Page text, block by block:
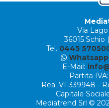
Via
36015 Schio
Tel. 0445
E-Mail:
Partita
Rea: VI-339948 -
Capitale
Mediatrend Srl ©